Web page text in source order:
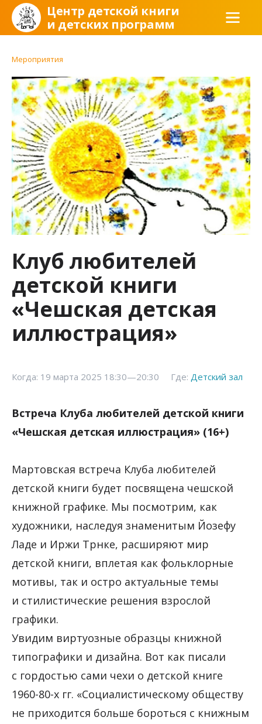
Центр детской книги
и детских программ
Мероприятия
Клуб любителей
детской книги
«Чешская детская
иллюстрация»
Когда: 19 марта 2025 18:30—20:30 Где: Детский зал
Встреча Клуба любителей детской книги
«Чешская детская иллюстрация» (16+)
Мартовская встреча Клуба любителей
детской книги будет посвящена чешской
книжной графике. Мы посмотрим, как
художники, наследуя знаменитым Йозефу
Ладе и Иржи Трнке, расширяют мир
детской книги, вплетая как фольклорные
мотивы, так и остро актуальные темы
и стилистические решения взрослой
графики.
Увидим виртуозные образцы книжной
типографики и дизайна. Вот как писали
с гордостью сами чехи о детской книге
1960-80-х гг. «Социалистическому обществу
не приходится больше бороться с книжным